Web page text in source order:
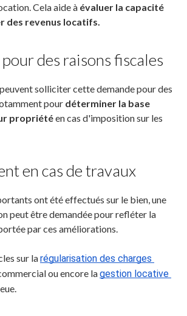
Cela aide à évaluer la capacité
des revenus locatifs.
des raisons fiscales
solliciter cette demande pour des
pour déterminer la base
propriétéen cas d'imposition sur les
en cas de travaux
ont été effectués sur le bien, une
peut être demandée pour refléter la
par ces améliorations.
sur larégularisation des charges
ou encore lagestion locative